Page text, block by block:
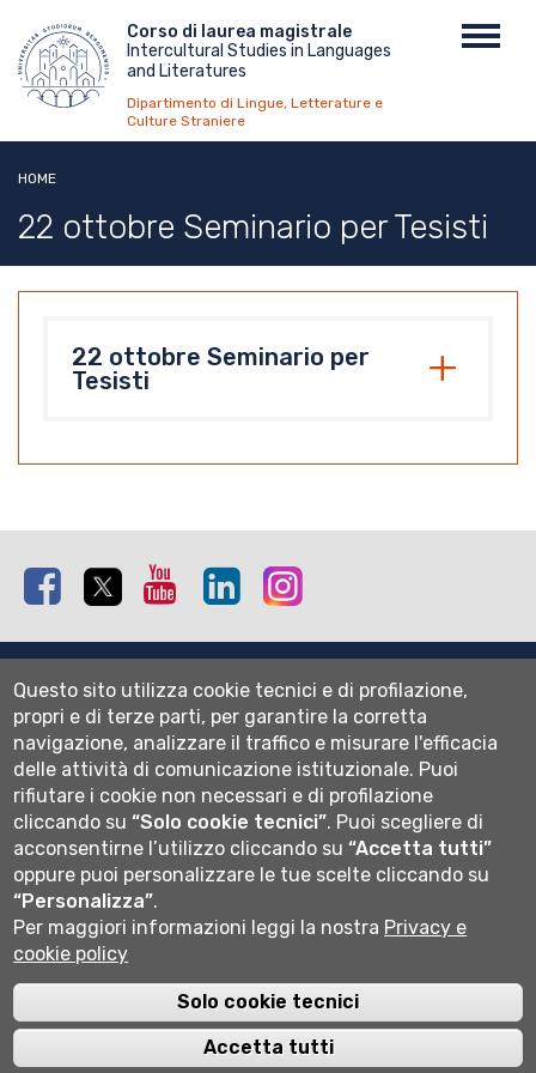
contenuto
principale
Menu
top
Corso di laurea magistrale
Intercultural Studies in Languages
and Literatures
Dipartimento di Lingue, Letterature e
Culture Straniere
HOME
22 ottobre Seminario per Tesisti
22 ottobre Seminario per
Tesisti
Facebook Twitter Youtube Linkedin
Mappa del sito
Normativa cookie
Informativa privacy
Cookie settings
Wi-fi
Webmail
Università degli studi di Bergamo
Cod. Fiscale 80004350163
P.IVA 01612800167
Centralino 035 2052111
Questo sito utilizza cookie tecnici e di profilazione,
propri e di terze parti, per garantire la corretta
navigazione, analizzare il traffico e misurare l'efficacia
delle attività di comunicazione istituzionale. Puoi
rifiutare i cookie non necessari e di profilazione
cliccando su“Solo cookie tecnici”. Puoi scegliere di
acconsentirne l’utilizzo cliccando su“Accetta tutti”
oppure puoi personalizzare le tue scelte cliccando su
“Personalizza”.
Per maggiori informazioni leggi la nostra Privacy e
cookie policy
Solo cookie tecnici
Accetta tutti